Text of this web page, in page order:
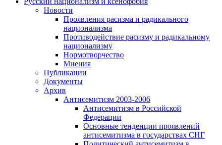
Новости
Проявления расизма и радикального
национализма
Противодействие расизму и радикальному
национализму
Нормотворчество
Мнения
Публикации
Документы
Архив
Антисемитизм 2003-2006
Антисемитизм в Российской
Федерации
Основные тенденции проявлений
антисемитизма в государствах СНГ